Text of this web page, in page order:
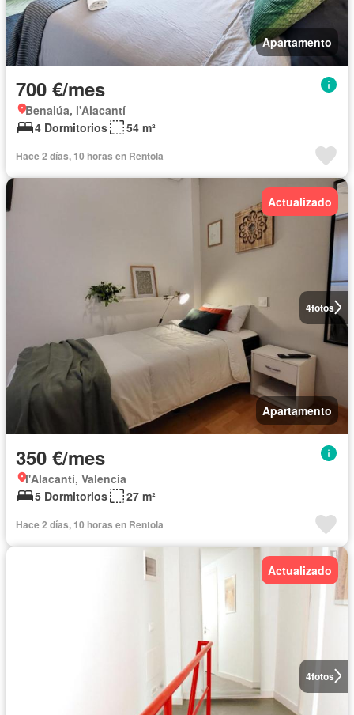
Apartamento
700 €/mes
Benalúa, l'Alacantí
4 Dormitorios
54 m²
Hace 2 días, 10 horas en Rentola
4fotos
Actualizado
Apartamento
350 €/mes
l'Alacantí, Valencia
5 Dormitorios
27 m²
Hace 2 días, 10 horas en Rentola
4fotos
Actualizado